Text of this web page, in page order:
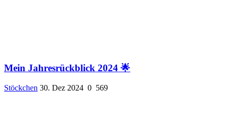
Mein Jahresrückblick 2024 🌟
Stöckchen 30. Dez 2024 0 569